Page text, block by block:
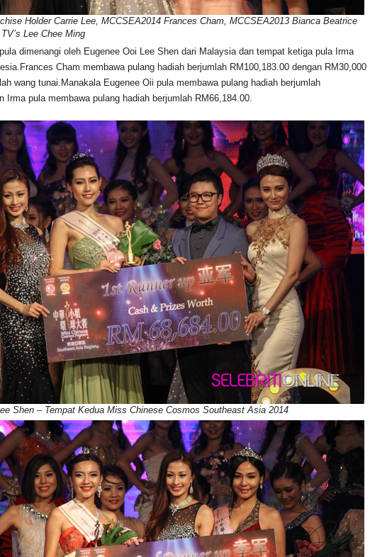
Holder Carrie Lee, MCCSEA2014 Frances Cham, MCCSEA2013 Bianca Beatrice
Lee Chee Ming
dimenangi oleh Eugenee Ooi Lee Shen dari Malaysia dan tempat ketiga pula Irma
Cham membawa pulang hadiah berjumlah RM100,183.00 dengan RM30,000
wang tunai.Manakala Eugenee Oii pula membawa pulang hadiah berjumlah
Irma pula membawa pulang hadiah berjumlah RM66,184.00.
Shen – Tempat Kedua Miss Chinese Cosmos Southeast Asia 2014